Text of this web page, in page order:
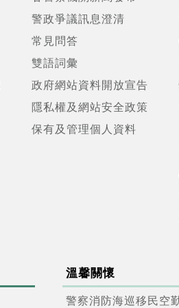
警政爭議訊息澄清
常見問答
雙語詞彙
政府網站資料開放宣告
隱私權及網站安全政策
保有及管理個人資料
溫馨關懷
警察消防海巡移民空